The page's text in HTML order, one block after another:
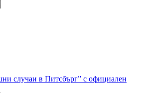
случаи в Питсбърг” с официален